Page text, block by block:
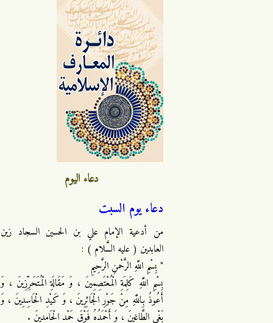
دعاء اليوم
دعاء يوم السبت
من أدعية الإمام علي بن الحسين السجاد زين
العابدين ( عليه السَّلام ) :
" بِسْمِ اللَّهِ الرَّحْمنِ الرَّحِيمِ
بِسْمِ اللَّهِ كَلِمَةِ الْمُعْتَصِمِينَ ، وَ مَقَالَةِ الْمُتَحَرِّزِينَ ، وَ
أَعُوذُ بِاللَّهِ مِنْ جَوْرِ الْجَائِرِينَ ، وَ كَيْدِ الْحَاسِدِينَ ، وَ
بَغْيِ الطَّاغِينَ ، وَ أَحْمَدُهُ فَوْقَ حَمْدِ الْحَامِدِينَ .